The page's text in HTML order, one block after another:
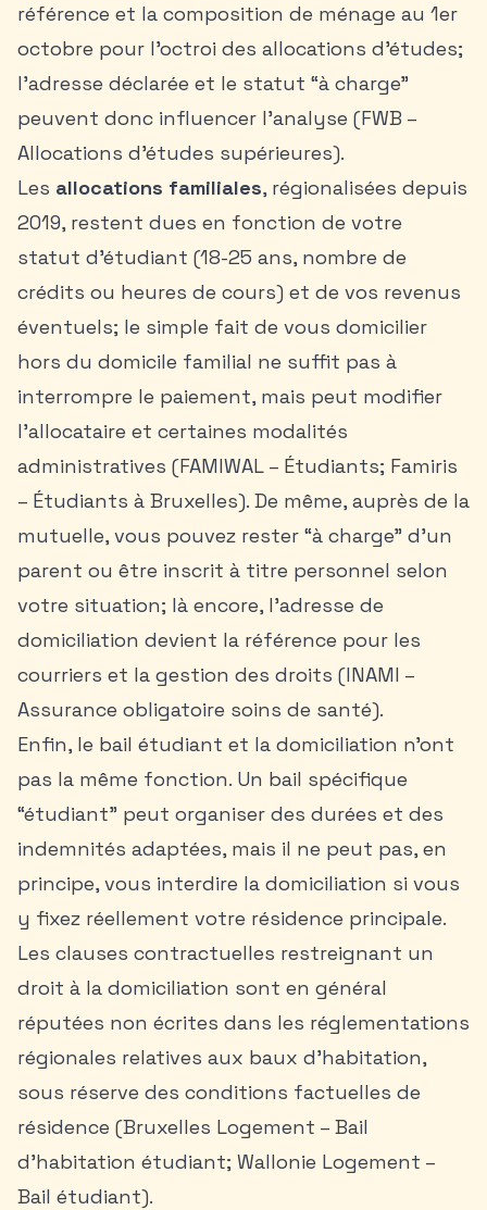
référence et la composition de ménage au 1er
octobre pour l’octroi des allocations d’études;
l’adresse déclarée et le statut “à charge”
peuvent donc influencer l’analyse (FWB –
Allocations d’études supérieures).
Les allocations familiales, régionalisées depuis
2019, restent dues en fonction de votre
statut d’étudiant (18-25 ans, nombre de
crédits ou heures de cours) et de vos revenus
éventuels; le simple fait de vous domicilier
hors du domicile familial ne suffit pas à
interrompre le paiement, mais peut modifier
l’allocataire et certaines modalités
administratives (FAMIWAL – Étudiants; Famiris
– Étudiants à Bruxelles). De même, auprès de la
mutuelle, vous pouvez rester “à charge” d’un
parent ou être inscrit à titre personnel selon
votre situation; là encore, l’adresse de
domiciliation devient la référence pour les
courriers et la gestion des droits (INAMI –
Assurance obligatoire soins de santé).
Enfin, le bail étudiant et la domiciliation n’ont
pas la même fonction. Un bail spécifique
“étudiant” peut organiser des durées et des
indemnités adaptées, mais il ne peut pas, en
principe, vous interdire la domiciliation si vous
y fixez réellement votre résidence principale.
Les clauses contractuelles restreignant un
droit à la domiciliation sont en général
réputées non écrites dans les réglementations
régionales relatives aux baux d’habitation,
sous réserve des conditions factuelles de
résidence (Bruxelles Logement – Bail
d’habitation étudiant; Wallonie Logement –
Bail étudiant).